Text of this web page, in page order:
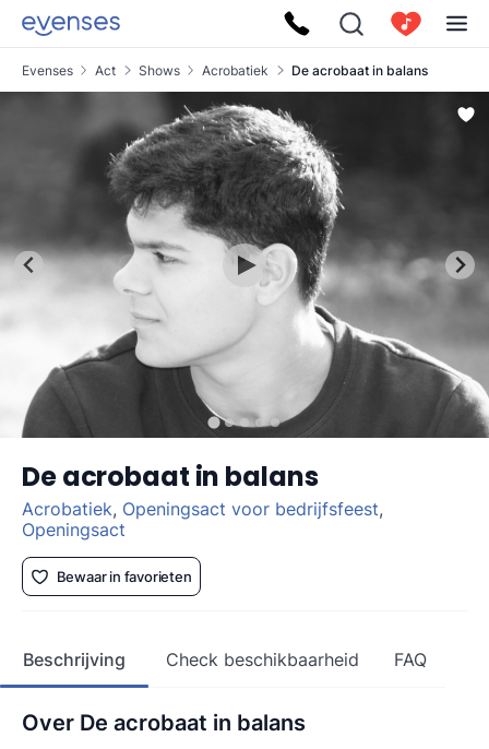
Evenses Act Shows Acrobatiek De acrobaat in balans
De acrobaat in balans
Acrobatiek, Openingsact voor bedrijfsfeest,
Openingsact
Bewaar in favorieten
Beschrijving Check beschikbaarheid FAQ
Over De acrobaat in balans